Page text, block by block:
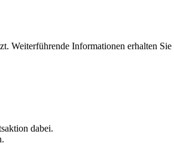
Weiterführende Informationen erhalten
dabei.